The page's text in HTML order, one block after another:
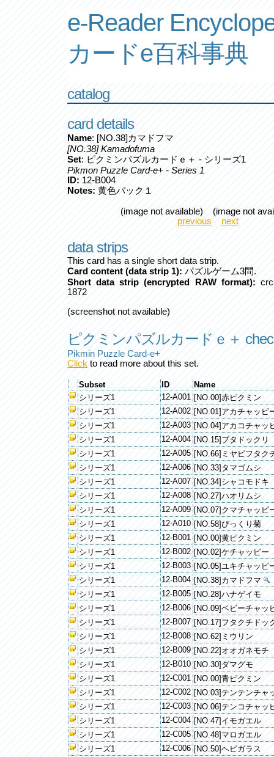
e-Reader
カードe百科事典
catalog
card details
Name: [NO.38]カマドフマ
[NO.38] Kamadofuma
Set: ピクミンパズルカードｅ＋ - シリーズ1
Pikmon Puzzle Card-e+ - Series 1
ID:12-B004
Notes:黄色パック１
(image not available) (image not
previous
next
data strips
This card has a single short data strip.
Card content (data strip 1):パズルゲーム3問.
Short data strip (encrypted RAW format):
1872
(screenshot not available)
ピクミンパズルカードｅ＋
Pikmin Puzzle Card-e+
Clickto read more about this set.
Subset ID
Name
シリーズ1
12-A001 [NO.00]赤ピクミン
シリーズ1
12-A002 [NO.01]アカチャッピ
シリーズ1
12-A003 [NO.04]アカコチャッ
シリーズ1
12-A004 [NO.15]ブタドックリ
シリーズ1
12-A005 [NO.66]ミヤビフタク
シリーズ1
12-A006 [NO.33]タマゴムシ
シリーズ1
12-A007 [NO.34]シャコモドキ
シリーズ1
12-A008 [NO.27]ハオリムシ
シリーズ1
12-A009 [NO.07]クマチャッピ
シリーズ1
12-A010 [NO.58]びっくり菊
シリーズ1
12-B001 [NO.00]黄ピクミン
シリーズ1
12-B002 [NO.02]ケチャッピー
シリーズ1
12-B003 [NO.05]ユキチャッピ
シリーズ1
12-B004 [NO.38]カマドフマ
シリーズ1
12-B005 [NO.28]ハナゲイモ
シリーズ1
12-B006 [NO.09]ベビーチャッ
シリーズ1
12-B007 [NO.17]フタクチドッ
シリーズ1
12-B008 [NO.62]ミウリン
シリーズ1
12-B009 [NO.22]オオガネモチ
シリーズ1
12-B010 [NO.30]ダマグモ
シリーズ1
12-C001 [NO.00]青ピクミン
シリーズ1
12-C002 [NO.03]テンテンチャ
シリーズ1
12-C003 [NO.06]テンコチャッ
シリーズ1
12-C004 [NO.47]イモガエル
シリーズ1
12-C005 [NO.48]マロガエル
シリーズ1
12-C006 [NO.50]ヘビガラス